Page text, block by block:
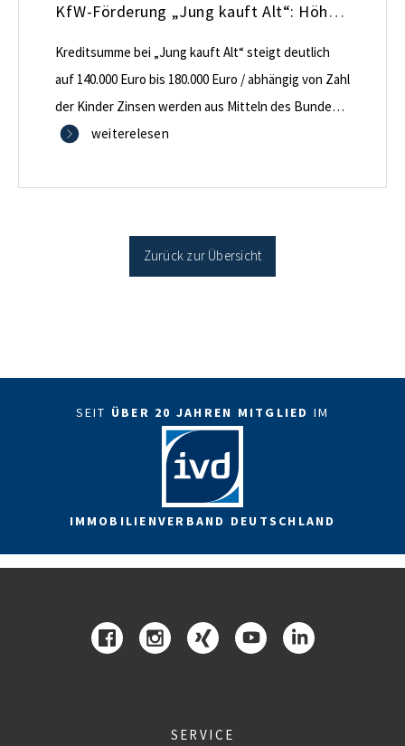
KfW-Förderung „Jung kauft Alt“: Höhere Kredite ab August 2026
Kreditsumme bei „Jung kauft Alt“ steigt deutlich
auf 140.000 Euro bis 180.000 Euro / abhängig von Zahl
der Kinder Zinsen werden aus Mitteln des Bundes
verbilligt: Heutiger Zins bei 0,53 Prozent effektiv bei
Antragstellende verpflichten sich zu energetischer
Sanierung in Einzelmaßnahmen […]
weiterelesen
Zurück zur Übersicht
SEIT ÜBER 20 JAHREN MITGLIED IM
IMMOBILIENVERBAND DEUTSCHLAND
SERVICE